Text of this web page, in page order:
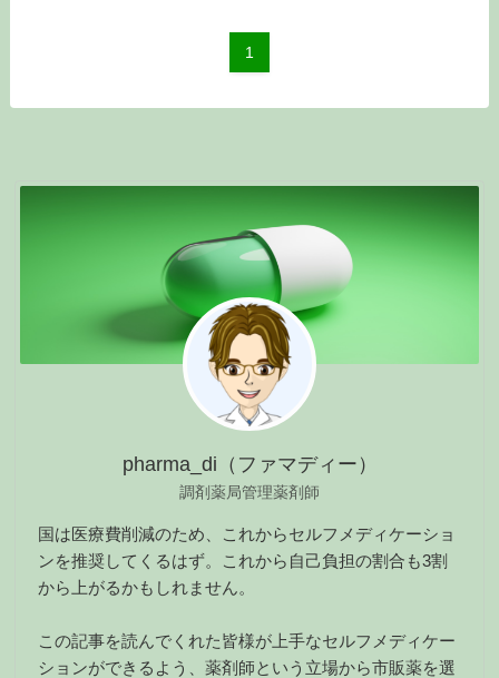
1
pharma_di（ファマディー）
調剤薬局管理薬剤師
国は医療費削減のため、これからセルフメディケーショ
ンを推奨してくるはず。これから自己負担の割合も3割
から上がるかもしれません。
この記事を読んでくれた皆様が上手なセルフメディケー
ションができるよう、薬剤師という立場から市販薬を選